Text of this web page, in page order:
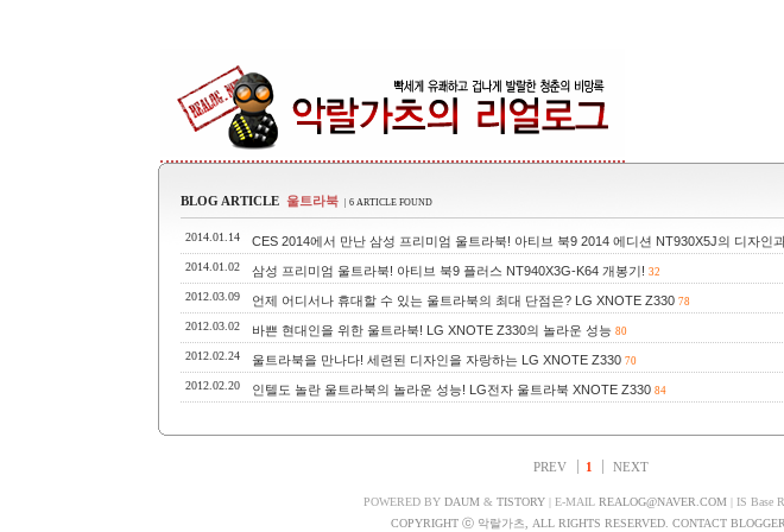
BLOG ARTICLE 울트라북 | 6 ARTICLE FOUND
2014.01.14 CES 2014에서 만난 삼성 프리미엄 울트라북! 아티브 북9 2014 에디션 NT930X5J의 디자인
2014.01.02 삼성 프리미엄 울트라북! 아티브 북9 플러스 NT940X3G-K64 개봉기! 32
2012.03.09 언제 어디서나 휴대할 수 있는 울트라북의 최대 단점은? LG XNOTE Z330 78
2012.03.02 바쁜 현대인을 위한 울트라북! LG XNOTE Z330의 놀라운 성능 80
2012.02.24 울트라북을 만나다! 세련된 디자인을 자랑하는 LG XNOTE Z330 70
2012.02.20 인텔도 놀란 울트라북의 놀라운 성능! LG전자 울트라북 XNOTE Z330 84
PREV 1 NEXT
POWERED BY DAUM & TISTORY | E-MAIL REALOG@NAVER.COM | IS Base
COPYRIGHT ⓒ 악랄가츠, ALL RIGHTS RESERVED. CONTACT BLOGGER.